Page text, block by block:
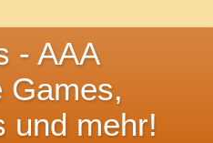
- AAA
Games,
und mehr!